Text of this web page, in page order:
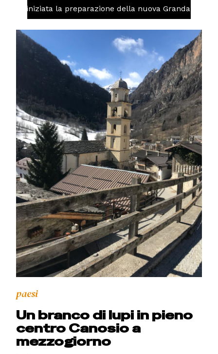
iniziata la preparazione della nuova Granda Volley
paesi
Un branco di lupi in pieno
centro Canosio a
mezzogiorno